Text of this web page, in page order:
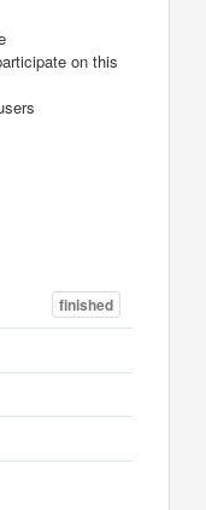
on this
finished